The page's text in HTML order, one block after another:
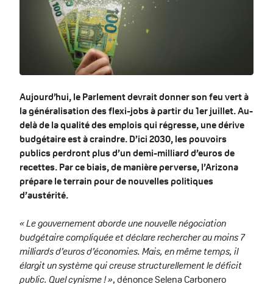
Aujourd’hui, le Parlement devrait donner son feu vert à
la généralisation des flexi-jobs à partir du 1er juillet. Au-
delà de la qualité des emplois qui régresse, une dérive
budgétaire est à craindre. D’ici 2030, les pouvoirs
publics perdront plus d’un demi-milliard d’euros de
recettes. Par ce biais, de manière perverse, l’Arizona
prépare le terrain pour de nouvelles politiques
d’austérité.
« Le gouvernement aborde une nouvelle négociation
budgétaire compliquée et déclare rechercher au moins 7
milliards d’euros d’économies. Mais, en même temps, il
élargit un système qui creuse structurellement le déficit
public. Quel cynisme ! », dénonce Selena Carbonero